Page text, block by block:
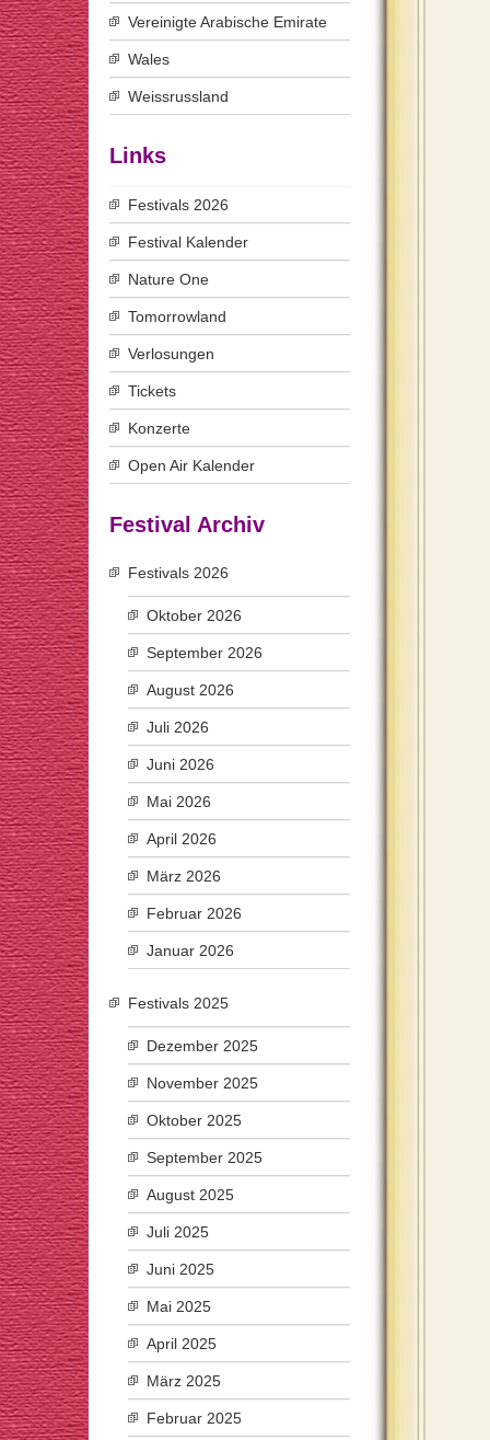
Vereinigte Arabische Emirate
Wales
Weissrussland
Links
Festivals 2026
Festival Kalender
Nature One
Tomorrowland
Verlosungen
Tickets
Konzerte
Open Air Kalender
Festival Archiv
Festivals 2026
Oktober 2026
September 2026
August 2026
Juli 2026
Juni 2026
Mai 2026
April 2026
März 2026
Februar 2026
Januar 2026
Festivals 2025
Dezember 2025
November 2025
Oktober 2025
September 2025
August 2025
Juli 2025
Juni 2025
Mai 2025
April 2025
März 2025
Februar 2025